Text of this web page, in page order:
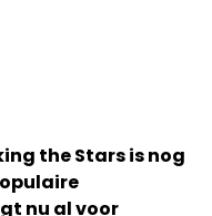
the Stars is nog
nu al voor